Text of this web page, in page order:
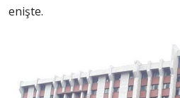
enişte.